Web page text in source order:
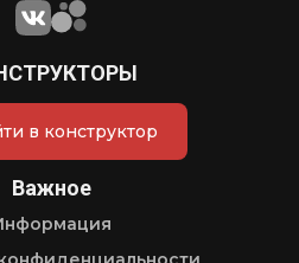
в конструктор
Важное